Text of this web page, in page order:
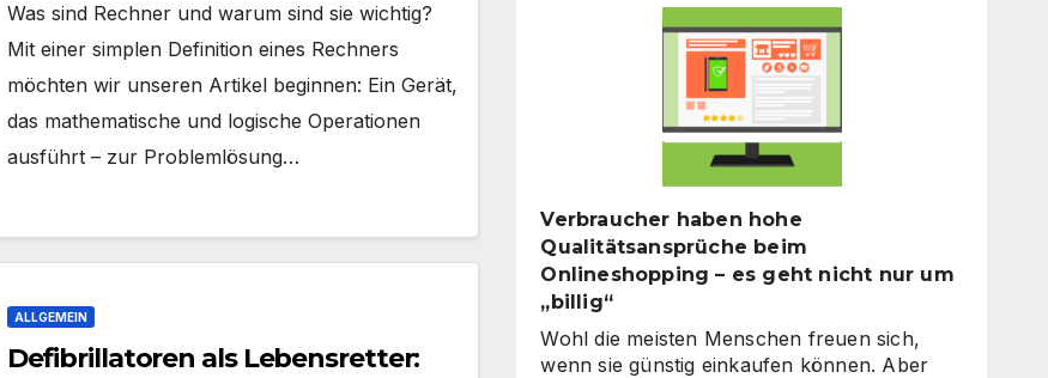
Was sind Rechner und warum sind sie wichtig?
Mit einer simplen Definition eines Rechners
möchten wir unseren Artikel beginnen: Ein Gerät,
das mathematische und logische Operationen
ausführt – zur Problemlösung…
ALLGEMEIN
Defibrillatoren als Lebensretter:
Verbraucher haben hohe
Qualitätsansprüche beim
Onlineshopping – es geht nicht nur um
„billig“
Wohl die meisten Menschen freuen sich,
wenn sie günstig einkaufen können. Aber